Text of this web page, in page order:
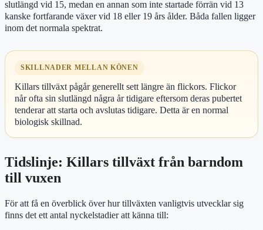
slutlängd vid 15, medan en annan som inte startade förrän vid 13
kanske fortfarande växer vid 18 eller 19 års ålder. Båda fallen ligger
inom det normala spektrat.
SKILLNADER MELLAN KÖNEN
Killars tillväxt pågår generellt sett längre än flickors. Flickor
når ofta sin slutlängd några år tidigare eftersom deras pubertet
tenderar att starta och avslutas tidigare. Detta är en normal
biologisk skillnad.
Tidslinje: Killars tillväxt från barndom
till vuxen
För att få en överblick över hur tillväxten vanligtvis utvecklar sig
finns det ett antal nyckelstadier att känna till: